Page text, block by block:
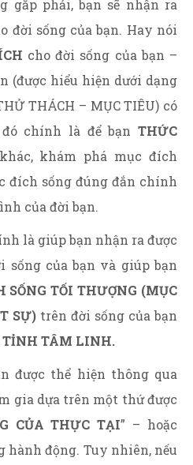
gắp phải, bạn sẽ nhận ra
đời sống của bạn. Hay nói
cho đời sống của bạn –
(được hiểu hiện dưới dạng
THÁCH – MỤC TIÊU) có
chính là để bạn THỨC
khám phá mục đích
đích sống đúng đắn chính
của đời bạn.
là giúp bạn nhận ra được
sống của bạn và giúp bạn
TỐI THƯỢNG (MỤC
SỰ) trên đời sống của bạn
TỈNH TÂM LINH.
được thể hiện thông qua
gia dựa trên một thứ được
CỦA THỰC TẠI” – hoặc
hành động. Tuy nhiên, nếu